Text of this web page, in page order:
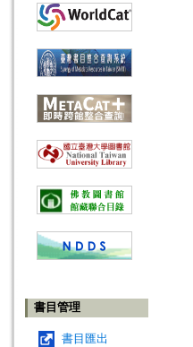
書目管理
書目匯出